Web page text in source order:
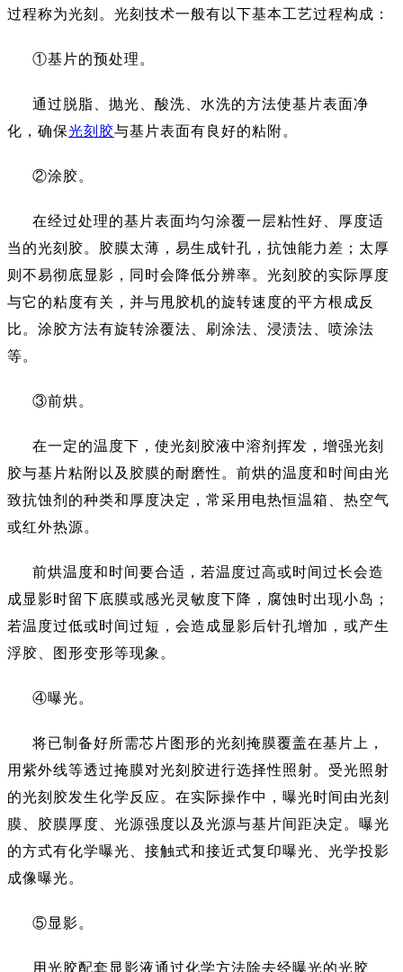
过程称为光刻。光刻技术一般有以下基本工艺过程构成：
①基片的预处理。
通过脱脂、抛光、酸洗、水洗的方法使基片表面净
化，确保光刻胶与基片表面有良好的粘附。
②涂胶。
在经过处理的基片表面均匀涂覆一层粘性好、厚度适
当的光刻胶。胶膜太薄，易生成针孔，抗蚀能力差；太厚
则不易彻底显影，同时会降低分辨率。光刻胶的实际厚度
与它的粘度有关，并与甩胶机的旋转速度的平方根成反
比。涂胶方法有旋转涂覆法、刷涂法、浸渍法、喷涂法
等。
③前烘。
在一定的温度下，使光刻胶液中溶剂挥发，增强光刻
胶与基片粘附以及胶膜的耐磨性。前烘的温度和时间由光
致抗蚀剂的种类和厚度决定，常采用电热恒温箱、热空气
或红外热源。
前烘温度和时间要合适，若温度过高或时间过长会造
成显影时留下底膜或感光灵敏度下降，腐蚀时出现小岛；
若温度过低或时间过短，会造成显影后针孔增加，或产生
浮胶、图形变形等现象。
④曝光。
将已制备好所需芯片图形的光刻掩膜覆盖在基片上，
用紫外线等透过掩膜对光刻胶进行选择性照射。受光照射
的光刻胶发生化学反应。在实际操作中，曝光时间由光刻
膜、胶膜厚度、光源强度以及光源与基片间距决定。曝光
的方式有化学曝光、接触式和接近式复印曝光、光学投影
成像曝光。
⑤显影。
用光胶配套显影液通过化学方法除去经曝光的光胶